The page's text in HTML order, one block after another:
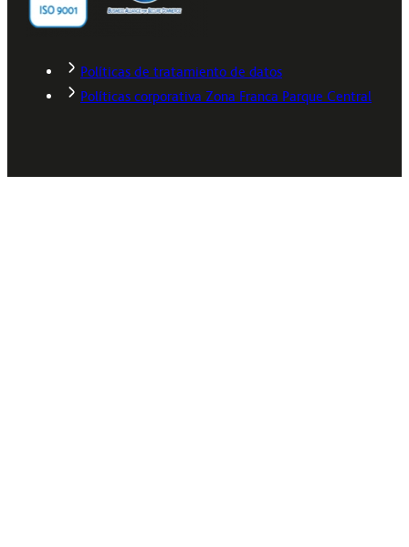
Políticas de tratamiento de datos
Políticas corporativa Zona Franca Parque Central